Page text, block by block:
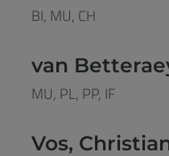
BI, MU, CH
van
MU, PL, PP, IF
Vos,